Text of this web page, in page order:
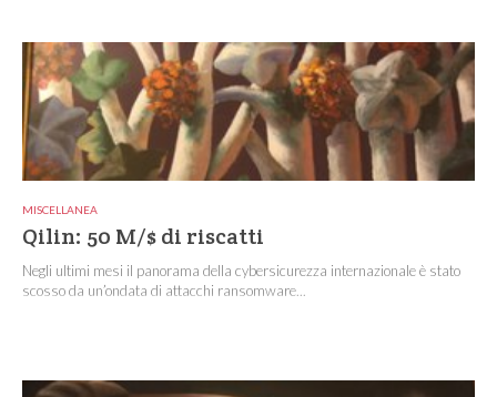
MISCELLANEA
Qilin: 50 M/$ di riscatti
Negli ultimi mesi il panorama della cybersicurezza internazionale è stato
scosso da un’ondata di attacchi ransomware...